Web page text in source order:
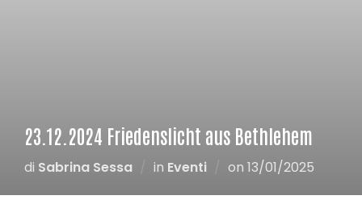
23.12.2024 Friedenslicht aus Bethlehem
di Sabrina Sessa in Eventi on 13/01/2025